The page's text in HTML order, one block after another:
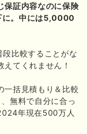
保証内容なのに保険
に。中には5,0000
比較することがな
てくれません！
一括見積もり＆比較
無料で自分に合っ
年現在500万人